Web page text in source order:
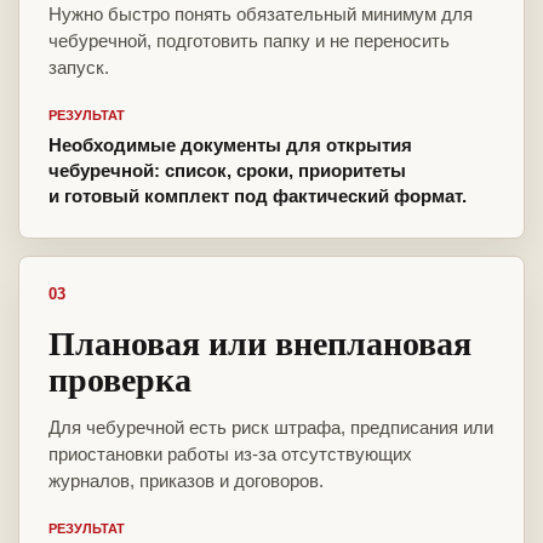
Нужно быстро понять обязательный минимум для
чебуречной, подготовить папку и не переносить
запуск.
РЕЗУЛЬТАТ
Необходимые документы для открытия
чебуречной: список, сроки, приоритеты
и готовый комплект под фактический формат.
03
Плановая или внеплановая
проверка
Для чебуречной есть риск штрафа, предписания или
приостановки работы из-за отсутствующих
журналов, приказов и договоров.
РЕЗУЛЬТАТ